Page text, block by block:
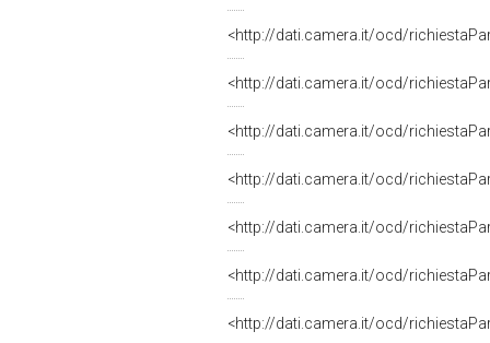
<http://dati.camera.it/ocd/
<http://dati.camera.it/ocd/
<http://dati.camera.it/ocd/
<http://dati.camera.it/ocd/
<http://dati.camera.it/ocd/
<http://dati.camera.it/ocd/
<http://dati.camera.it/ocd/